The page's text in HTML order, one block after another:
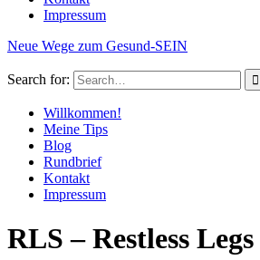
Impressum
Neue Wege zum Gesund-SEIN
Search for:
Willkommen!
Meine Tips
Blog
Rundbrief
Kontakt
Impressum
RLS – Restless